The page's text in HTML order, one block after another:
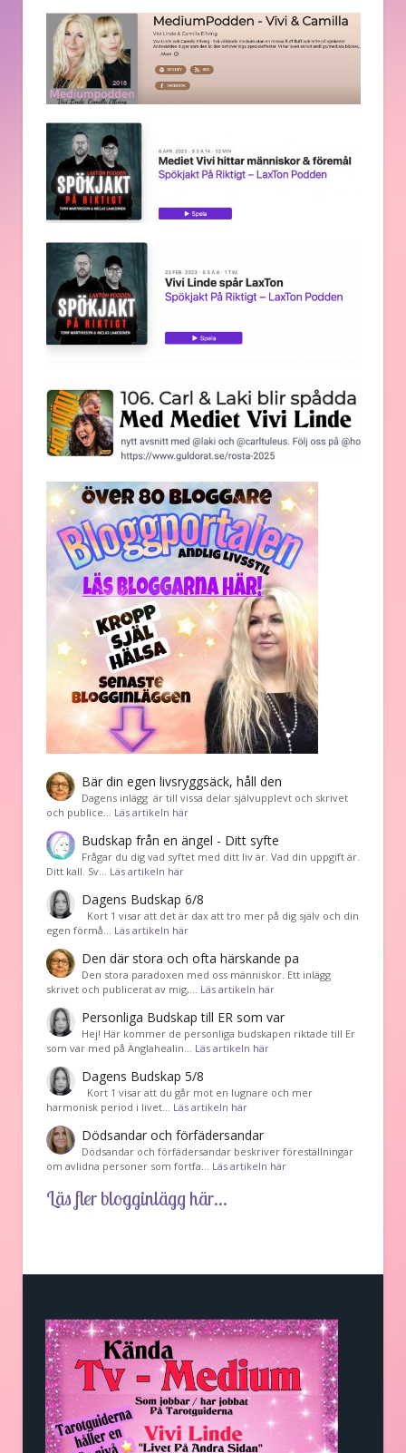
Bär din egen livsryggsäck, håll den
Dagens inlägg är till vissa delar självupplevt och skrivet
och publice… Läs artikeln här
Budskap från en ängel - Ditt syfte
Frågar du dig vad syftet med ditt liv är. Vad din uppgift är.
Ditt kall. Sv… Läs artikeln här
Dagens Budskap 6/8
Kort 1 visar att det är dax att tro mer på dig själv och din
egen förmå… Läs artikeln här
Den där stora och ofta härskande pa
Den stora paradoxen med oss människor. Ett inlägg
skrivet och publicerat av mig,… Läs artikeln här
Personliga Budskap till ER som var
Hej! Här kommer de personliga budskapen riktade till Er
som var med på Änglahealin… Läs artikeln här
Dagens Budskap 5/8
Kort 1 visar att du går mot en lugnare och mer
harmonisk period i livet… Läs artikeln här
Dödsandar och förfädersandar
Dödsandar och förfädersandar beskriver föreställningar
om avlidna personer som fortfa… Läs artikeln här
Läs fler blogginlägg här...